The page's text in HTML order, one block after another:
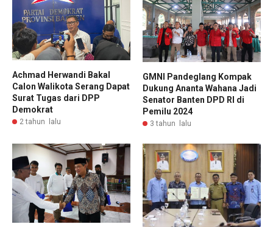
Achmad Herwandi Bakal
Calon Walikota Serang Dapat
Surat Tugas dari DPP
Demokrat
2 tahun lalu
GMNI Pandeglang Kompak
Dukung Ananta Wahana Jadi
Senator Banten DPD RI di
Pemilu 2024
3 tahun lalu